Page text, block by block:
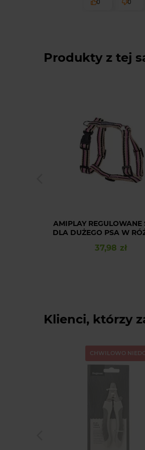
0
0
Produkty z tej
AMIPLAY REGULOWANE
DLA DUŻEGO PSA W
XL
Cena
37,98 zł
Klienci, którzy
CHWILOWO